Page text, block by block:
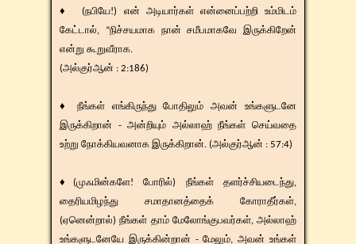
♦ (நபியே!) என் அடியார்கள் என்னைப்பற்றி உம்மிடம்
கேட்டால், “நிச்சயமாக நான் சமீபமாகவே இருக்கிறேன்
என்று கூறுவீராக.
(அல்குர்ஆன் : 2:186)
♦ நீங்கள் எங்கிருந்து போதிலும் அவன் உங்களுடனே
இருக்கிறான் - அன்றியும் அல்லாஹ் நீங்கள் செய்வதை
உற்று நோக்கியவனாக இருக்கிறான். (அல்குர்ஆன் : 57:4)
♦(முஃமின்களே! போரில்) நீங்கள் தளர்ச்சியடைந்து,
தைரியமிழந்து சமாதானத்தைக் கோராதீர்கள்,
(ஏனென்றால்) நீங்கள் தாம் மேலோங்குபவர்கள், அல்லாஹ்
உங்களுடனேயே இருக்கின்றான் - மேலும், அவன் உங்கள்